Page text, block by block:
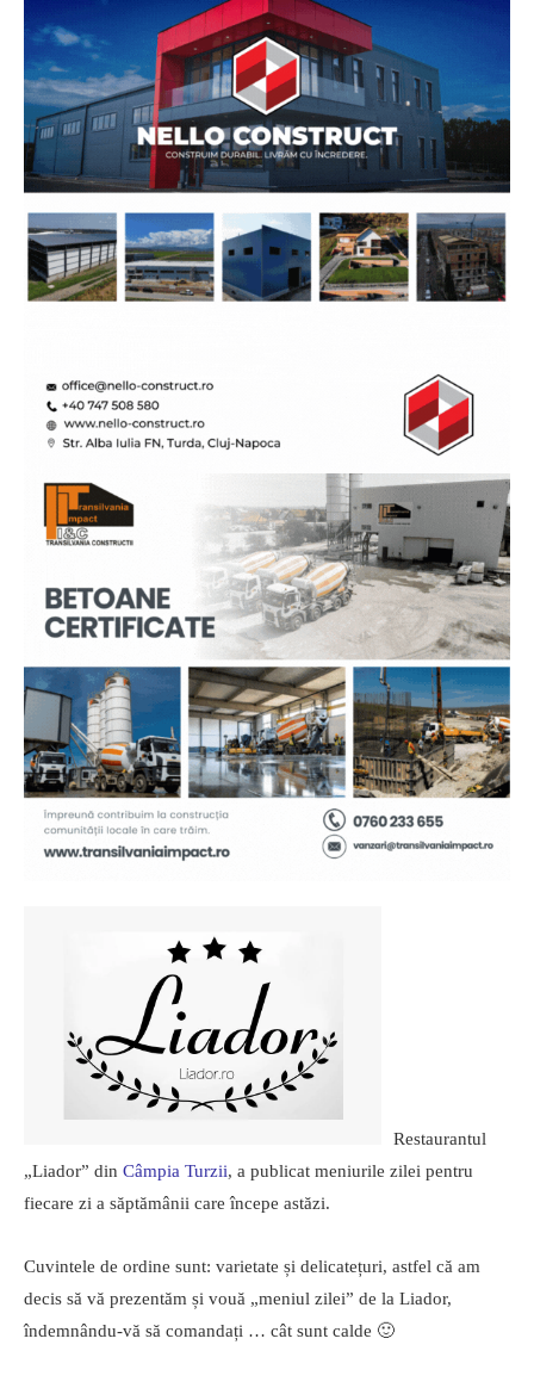
Restaurantul
„Liador” din Câmpia Turzii, a publicat meniurile zilei pentru
fiecare zi a săptămânii care începe astăzi.
Cuvintele de ordine sunt: varietate și delicatețuri, astfel că am
decis să vă prezentăm și vouă „meniul zilei” de la Liador,
îndemnându-vă să comandați … cât sunt calde 🙂